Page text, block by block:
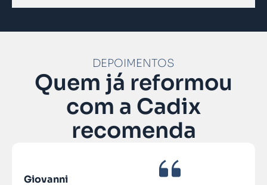
DEPOIMENTOS
Quem já reformou
com a Cadix
recomenda
Giovanni